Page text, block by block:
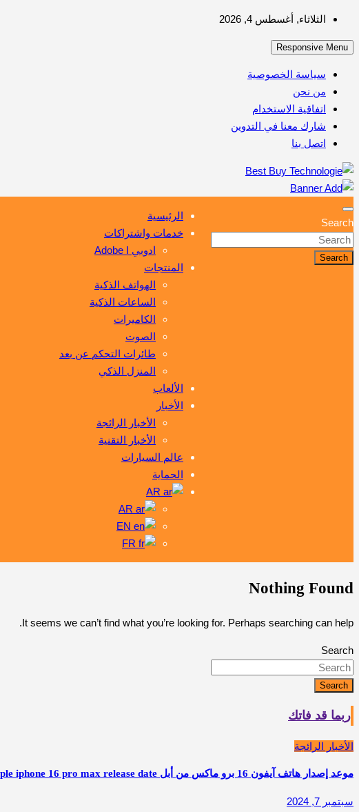
Skip
content
الثلاثاء, أغسطس 4, 2026
Responsive Menu
سياسة الخصوصية
من نحن
اتفاقية الاستخدام
شارك معنا في التدوين
اتصل بنا
Best Buy Technologie
أهم مبيعات عالم التكنولوجيا
Search
Search
الرئيسية
خدمات واشتراكات
ادوبي Adobe I
المنتجات
الهواتف الذكية
الساعات الذكية
الكاميرات
الصوت
طائرات التحكم عن بعد
المنزل الذكي
الألعاب
الأخبار
الأخبار الرائجة
الأخبار التقنية
عالم السيارات
الحماية
AR
AR
EN
FR
Nothing Found
It seems we can’t find what you’re looking for. Perhaps searching can help.
Search
Search
ربما قد فاتك
الأخبار الرائجة
موعد إصدار هاتف آيفون 16 برو ماكس من أبل apple iphone 16 pro max release date
سبتمبر 7, 2024